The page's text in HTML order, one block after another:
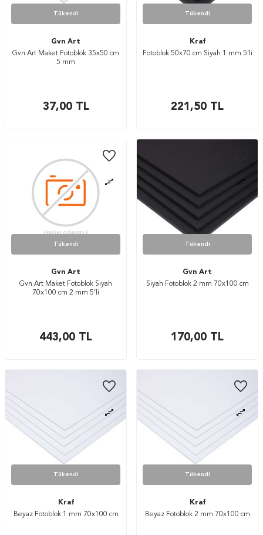
Tükendi
Gvn Art
Gvn Art Maket Fotoblok 35x50 cm
5 mm
37,00TL
Tükendi
Kraf
Fotoblok 50x70 cm Siyah 1 mm 5’li
221,50 TL
Tükendi
Gvn Art
Gvn Art Maket Fotoblok Siyah
70x100 cm 2 mm 5’li
443,00 TL
Tükendi
Gvn Art
Siyah Fotoblok 2 mm 70x100 cm
170,00 TL
Tükendi
Kraf
Beyaz Fotoblok 1 mm 70x100 cm
Tükendi
Kraf
Beyaz Fotoblok 2 mm 70x100 cm